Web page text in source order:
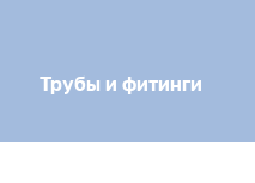
Трубы и фитинги